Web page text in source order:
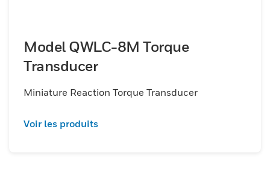
Model QWLC-8M Torque
Transducer
Miniature Reaction Torque Transducer
Voir les produits